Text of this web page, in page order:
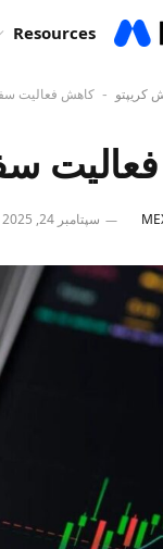
Resources
کریپتو - کاهش فعالیت
سپتامبر 24, 2025